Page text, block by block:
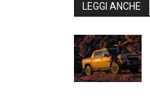
LEGGI ANCHE